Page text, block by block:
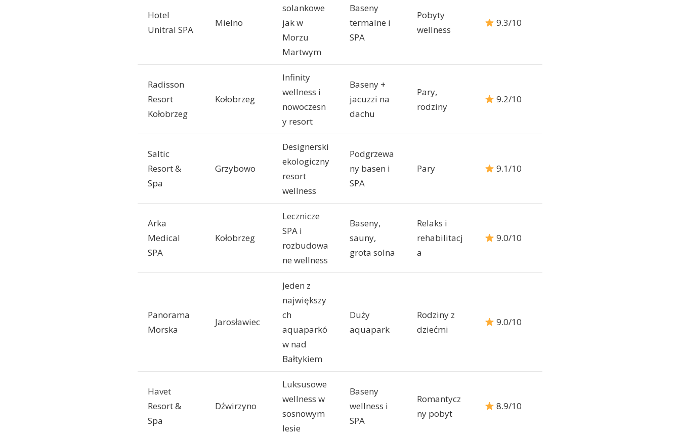
Hotel
Unitral SPA
Mielno
solankowe
jak w
Morzu
Martwym
Baseny
termalne i
SPA
Pobyty
wellness
9.3/10
Radisson
Resort
Kołobrzeg
Kołobrzeg
Infinity
wellness i
nowoczesn
y resort
Baseny +
jacuzzi na
dachu
Pary,
rodziny
9.2/10
Saltic
Resort &
Spa
Grzybowo
Designerski
ekologiczny
resort
wellness
Podgrzewa
ny basen i
SPA
Pary 9.1/10
Arka
Medical
SPA
Kołobrzeg
Lecznicze
SPA i
rozbudowa
ne wellness
Baseny,
sauny,
grota solna
Relaks i
rehabilitacj
a
9.0/10
Panorama
Morska
Jarosławiec
Jeden z
największy
ch
aquaparkó
w nad
Bałtykiem
Duży
aquapark
Rodziny z
dziećmi
9.0/10
Havet
Resort &
Spa
Dźwirzyno
Luksusowe
wellness w
sosnowym
lesie
Baseny
wellness i
SPA
Romantycz
ny pobyt
8.9/10